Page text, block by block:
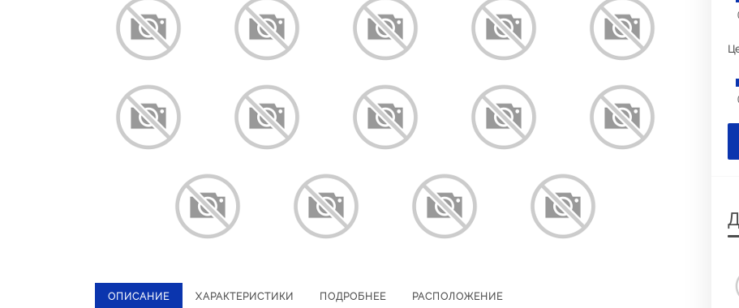
ОПИСАНИЕ ХАРАКТЕРИСТИКИ ПОДРОБНЕЕ РАСПОЛОЖЕНИЕ